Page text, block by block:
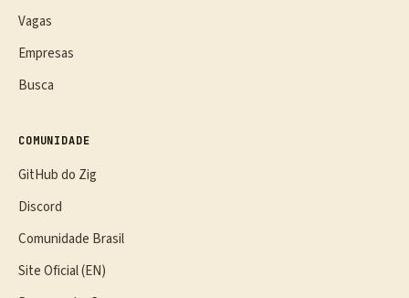
Vagas
Empresas
Busca
COMUNIDADE
GitHub do Zig
Discord
Comunidade Brasil
Site Oficial (EN)